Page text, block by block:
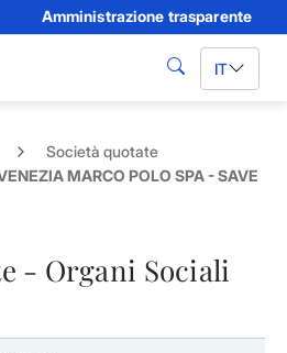
Amministrazione trasparente
cerca IT
Società quotate
MARCO POLO SPA - SAVE
- Organi Sociali